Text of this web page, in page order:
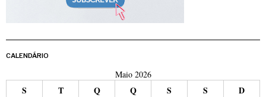
CALENDÁRIO
Maio 2026
S T Q Q S S D